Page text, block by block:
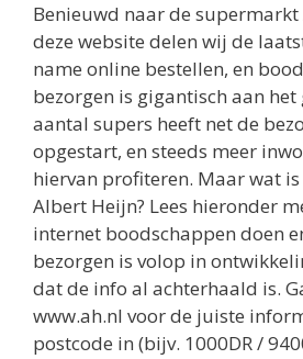
Benieuwd naar de
deze website delen wij de
name online bestellen, en
bezorgen is gigantisch aan het
aantal supers heeft net de
opgestart, en steeds meer
hiervan profiteren. Maar wat
Albert Heijn? Lees hieronder
internet boodschappen doen
bezorgen is volop in
dat de info al achterhaald is.
www.ah.nl voor de juiste
postcode in (bijv. 1000DR /